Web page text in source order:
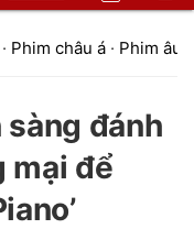
· Phim châu á · Phim âu
sàng đánh
mại để